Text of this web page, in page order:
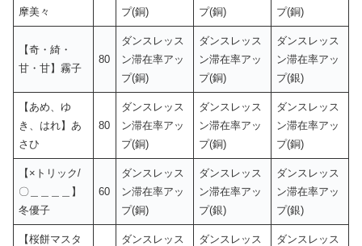
摩美々
プ(銅)
プ(銅)
プ(銅)
【奇・綺・
甘・甘】霧子
80
ダンスレッス
ン滞在率アッ
プ(銅)
ダンスレッス
ン滞在率アッ
プ(銅)
ダンスレッス
ン滞在率アッ
プ(銀)
【あめ、ゆ
き、はれ】あ
さひ
80
ダンスレッス
ン滞在率アッ
プ(銅)
ダンスレッス
ン滞在率アッ
プ(銅)
ダンスレッス
ン滞在率アッ
プ(銅)
【×トリック/
〇＿＿＿＿】
冬優子
60
ダンスレッス
ン滞在率アッ
プ(銅)
ダンスレッス
ン滞在率アッ
プ(銀)
ダンスレッス
ン滞在率アッ
プ(銀)
【桜餅マスタ
ダンスレッス
ダンスレッス
ダンスレッス